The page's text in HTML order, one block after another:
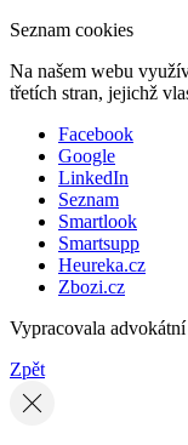
Seznam cookies
Na našem webu
třetích stran, jejichž
Facebook
Google
LinkedIn
Seznam
Smartlook
Smartsupp
Heureka.cz
Zbozi.cz
Vypracovala
Zpět